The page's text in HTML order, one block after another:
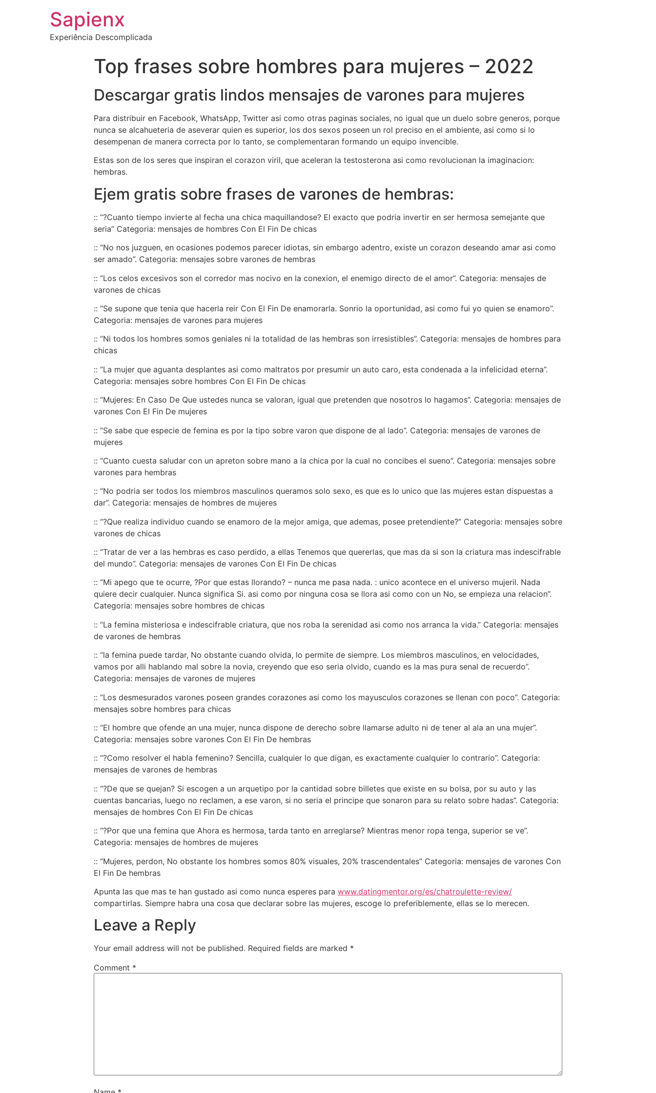
Sapienx
Experiência Descomplicada
Top frases sobre hombres para mujeres – 2022
Descargar gratis lindos mensajes de varones para mujeres
Para distribuir en Facebook, WhatsApp, Twitter asi­ como otras paginas sociales, no igual que un duelo sobre generos, porque
nunca se alcahueteria de aseverar quien es superior, los dos sexos poseen un rol preciso en el ambiente, asi­ como si lo
desempenan de manera correcta por lo tanto, se complementaran formando un equipo invencible.
Estas son de los seres que inspiran el corazon viril, que aceleran la testosterona asi­ como revolucionan la imaginacion:
hembras.
Ejem gratis sobre frases de varones de hembras:
:: “?Cuanto tiempo invierte al fecha una chica maquillandose? El exacto que podria invertir en ser hermosa semejante que
seri­a” Categoria: mensajes de hombres Con El Fin De chicas
:: “No nos juzguen, en ocasiones podemos parecer idiotas, sin embargo adentro, existe un corazon deseando amar asi­ como
ser amado”. Categoria: mensajes sobre varones de hembras
:: “Los celos excesivos son el corredor mas nocivo en la conexion, el enemigo directo de el amor”. Categoria: mensajes de
varones de chicas
:: “Se supone que tenia que hacerla reir Con El Fin De enamorarla. Sonrio la oportunidad, asi­ como fui yo quien se enamoro”.
Categoria: mensajes de varones para mujeres
:: “Ni todos los hombres somos geniales ni la totalidad de las hembras son irresistibles”. Categoria: mensajes de hombres para
chicas
:: “La mujer que aguanta desplantes asi­ como maltratos por presumir un auto caro, esta condenada a la infelicidad eterna”.
Categoria: mensajes sobre hombres Con El Fin De chicas
:: “Mujeres: En Caso De Que ustedes nunca se valoran, igual que pretenden que nosotros lo hagamos”. Categoria: mensajes de
varones Con El Fin De mujeres
:: “Se sabe que especie de femina es por la tipo sobre varon que dispone de al lado”. Categoria: mensajes de varones de
mujeres
:: “Cuanto cuesta saludar con un apreton sobre mano a la chica por la cual no concibes el sueno”. Categoria: mensajes sobre
varones para hembras
:: “No podri­a ser todos los miembros masculinos queramos solo sexo, es que es lo unico que las mujeres estan dispuestas a
dar”. Categoria: mensajes de hombres de mujeres
:: “?Que realiza individuo cuando se enamoro de la mejor amiga, que ademas, posee pretendiente?” Categoria: mensajes sobre
varones de chicas
:: “Tratar de ver a las hembras es caso perdido, a ellas Tenemos que quererlas, que mas da si son la criatura mas indescifrable
del mundo”. Categoria: mensajes de varones Con El Fin De chicas
:: “Mi apego que te ocurre, ?Por que estas llorando? – nunca me pasa nada. : unico acontece en el universo mujeril. Nada
quiere decir cualquier. Nunca significa Si. asi­ como por ninguna cosa se llora asi­ como con un No, se empieza una relacion”.
Categoria: mensajes sobre hombres de chicas
:: “La femina misteriosa e indescifrable criatura, que nos roba la serenidad asi­ como nos arranca la vida.” Categoria: mensajes
de varones de hembras
:: “la femina puede tardar, No obstante cuando olvida, lo permite de siempre. Los miembros masculinos, en velocidades,
vamos por alli hablando mal sobre la novia, creyendo que eso seri­a olvido, cuando es la mas pura senal de recuerdo”.
Categoria: mensajes de varones de mujeres
:: “Los desmesurados varones poseen grandes corazones asi­ como los mayusculos corazones se llenan con poco”. Categoria:
mensajes sobre hombres para chicas
:: “El hombre que ofende an una mujer, nunca dispone de derecho sobre llamarse adulto ni de tener al ala an una mujer”.
Categoria: mensajes sobre varones Con El Fin De hembras
:: “?Como resolver el habla femenino? Sencilla, cualquier lo que digan, es exactamente cualquier lo contrario”. Categoria:
mensajes de varones de hembras
:: “?De que se quejan? Si escogen a un arquetipo por la cantidad sobre billetes que existe en su bolsa, por su auto y las
cuentas bancarias, luego no reclamen, a ese varon, si no seri­a el principe que sonaron para su relato sobre hadas”. Categoria:
mensajes de hombres Con El Fin De chicas
:: “?Por que una femina que Ahora es hermosa, tarda tanto en arreglarse? Mientras menor ropa tenga, superior se ve”.
Categoria: mensajes de hombres de mujeres
:: “Mujeres, perdon, No obstante los hombres somos 80% visuales, 20% trascendentales” Categoria: mensajes de varones Con
El Fin De hembras
Apunta las que mas te han gustado asi­ como nunca esperes para www.datingmentor.org/es/chatroulette-review/
compartirlas. Siempre habra una cosa que declarar sobre las mujeres, escoge lo preferiblemente, ellas se lo merecen.
Leave a Reply
Your email address will not be published. Required fields are marked *
Comment *